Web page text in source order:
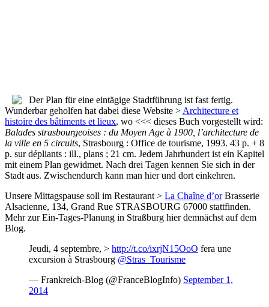
Der Plan für eine eintägige Stadtführung ist fast fertig.
Wunderbar geholfen hat dabei diese Website >Architecture et
histoire des bâtiments et lieux, wo <<< dieses Buch vorgestellt wird:
Balades strasbourgeoises : du Moyen Age à 1900, l’architecture de
la ville en 5 circuits, Strasbourg : Office de tourisme, 1993. 43 p. + 8
p. sur dépliants : ill., plans ; 21 cm. Jedem Jahrhundert ist ein Kapitel
mit einem Plan gewidmet. Nach drei Tagen kennen Sie sich in der
Stadt aus. Zwischendurch kann man hier und dort einkehren.
Unsere Mittagspause soll im Restaurant > La Chaîne d’orBrasserie
Alsacienne, 134, Grand Rue STRASBOURG 67000 stattfinden.
Mehr zur Ein-Tages-Planung in Straßburg hier demnächst auf dem
Blog.
Jeudi, 4 septembre, > http://t.co/ixrjN15OoO fera une
excursion à Strasbourg @Stras_Tourisme
— Frankreich-Blog (@FranceBlogInfo) September 1,
2014